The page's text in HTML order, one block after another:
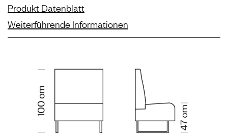
Produkt Datenblatt
Weiterführende Informationen